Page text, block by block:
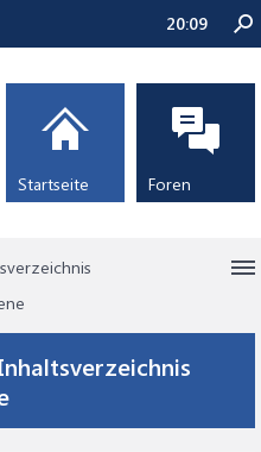
20:09
Startseite Foren